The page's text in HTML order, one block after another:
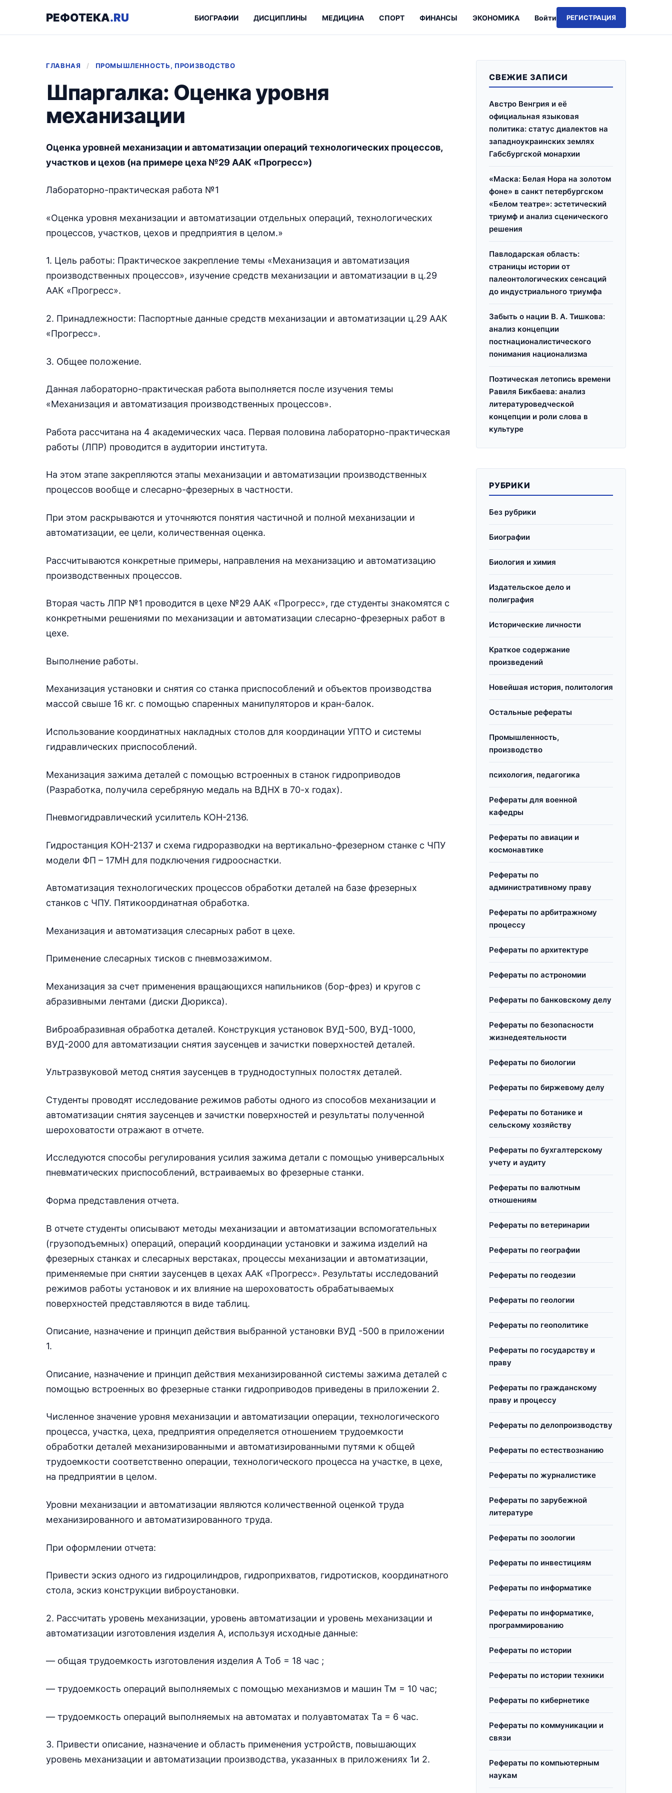
РЕФОТЕКА.RU Войти РЕГИСТРАЦИЯ
БИОГРАФИИ ДИСЦИПЛИНЫ МЕДИЦИНА СПОРТ ФИНАНСЫ ЭКОНОМИКА
ГЛАВНАЯ / ПРОМЫШЛЕННОСТЬ, ПРОИЗВОДСТВО
Шпаргалка: Оценка уровня
механизации
Оценка уровней механизации и автоматизации операций технологических процессов,
участков и цехов (на примере цеха №29 ААК «Прогресс»)
Лабораторно-практическая работа №1
«Оценка уровня механизации и автоматизации отдельных операций, технологических
процессов, участков, цехов и предприятия в целом.»
1. Цель работы: Практическое закрепление темы «Механизация и автоматизация
производственных процессов», изучение средств механизации и автоматизации в ц.29
ААК «Прогресс».
2. Принадлежности: Паспортные данные средств механизации и автоматизации ц.29 ААК
«Прогресс».
3. Общее положение.
Данная лабораторно-практическая работа выполняется после изучения темы
«Механизация и автоматизация производственных процессов».
Работа рассчитана на 4 академических часа. Первая половина лабораторно-практическая
работы (ЛПР) проводится в аудитории института.
На этом этапе закрепляются этапы механизации и автоматизации производственных
процессов вообще и слесарно-фрезерных в частности.
При этом раскрываются и уточняются понятия частичной и полной механизации и
автоматизации, ее цели, количественная оценка.
Рассчитываются конкретные примеры, направления на механизацию и автоматизацию
производственных процессов.
Вторая часть ЛПР №1 проводится в цехе №29 ААК «Прогресс», где студенты знакомятся с
конкретными решениями по механизации и автоматизации слесарно-фрезерных работ в
цехе.
Выполнение работы.
Механизация установки и снятия со станка приспособлений и объектов производства
массой свыше 16 кг. с помощью спаренных манипуляторов и кран-балок.
Использование координатных накладных столов для координации УПТО и системы
гидравлических приспособлений.
Механизация зажима деталей с помощью встроенных в станок гидроприводов
(Разработка, получила серебряную медаль на ВДНХ в 70-х годах).
Пневмогидравлический усилитель КОН-2136.
Гидростанция КОН-2137 и схема гидроразводки на вертикально-фрезерном станке с ЧПУ
модели ФП – 17МН для подключения гидрооснастки.
Автоматизация технологических процессов обработки деталей на базе фрезерных
станков с ЧПУ. Пятикоординатная обработка.
Механизация и автоматизация слесарных работ в цехе.
Применение слесарных тисков с пневмозажимом.
Механизация за счет применения вращающихся напильников (бор-фрез) и кругов с
абразивными лентами (диски Дюрикса).
Виброабразивная обработка деталей. Конструкция установок ВУД-500, ВУД-1000,
ВУД-2000 для автоматизации снятия заусенцев и зачистки поверхностей деталей.
Ультразвуковой метод снятия заусенцев в труднодоступных полостях деталей.
Студенты проводят исследование режимов работы одного из способов механизации и
автоматизации снятия заусенцев и зачистки поверхностей и результаты полученной
шероховатости отражают в отчете.
Исследуются способы регулирования усилия зажима детали с помощью универсальных
пневматических приспособлений, встраиваемых во фрезерные станки.
Форма представления отчета.
В отчете студенты описывают методы механизации и автоматизации вспомогательных
(грузоподъемных) операций, операций координации установки и зажима изделий на
фрезерных станках и слесарных верстаках, процессы механизации и автоматизации,
применяемые при снятии заусенцев в цехах ААК «Прогресс». Результаты исследований
режимов работы установок и их влияние на шероховатость обрабатываемых
поверхностей представляются в виде таблиц.
Описание, назначение и принцип действия выбранной установки ВУД -500 в приложении
1.
Описание, назначение и принцип действия механизированной системы зажима деталей с
помощью встроенных во фрезерные станки гидроприводов приведены в приложении 2.
Численное значение уровня механизации и автоматизации операции, технологического
процесса, участка, цеха, предприятия определяется отношением трудоемкости
обработки деталей механизированными и автоматизированными путями к общей
трудоемкости соответственно операции, технологического процесса на участке, в цехе,
на предприятии в целом.
Уровни механизации и автоматизации являются количественной оценкой труда
механизированного и автоматизированного труда.
При оформлении отчета:
Привести эскиз одного из гидроцилиндров, гидроприхватов, гидротисков, координатного
стола, эскиз конструкции виброустановки.
2. Рассчитать уровень механизации, уровень автоматизации и уровень механизации и
автоматизации изготовления изделия А, используя исходные данные:
— общая трудоемкость изготовления изделия А Тоб = 18 час ;
— трудоемкость операций выполняемых с помощью механизмов и машин Тм = 10 час;
— трудоемкость операций выполняемых на автоматах и полуавтоматах Та = 6 час.
3. Привести описание, назначение и область применения устройств, повышающих
уровень механизации и автоматизации производства, указанных в приложениях 1и 2.
СВЕЖИЕ ЗАПИСИ
Австро Венгрия и её
официальная языковая
политика: статус диалектов на
западноукраинских землях
Габсбургской монархии
«Маска: Белая Нора на золотом
фоне» в санкт петербургском
«Белом театре»: эстетический
триумф и анализ сценического
решения
Павлодарская область:
страницы истории от
палеонтологических сенсаций
до индустриального триумфа
Забыть о нации В. А. Тишкова:
анализ концепции
постнационалистического
понимания национализма
Поэтическая летопись времени
Равиля Бикбаева: анализ
литературоведческой
концепции и роли слова в
культуре
РУБРИКИ
Без рубрики
Биографии
Биология и химия
Издательское дело и
полиграфия
Исторические личности
Краткое содержание
произведений
Новейшая история, политология
Остальные рефераты
Промышленность,
производство
психология, педагогика
Рефераты для военной
кафедры
Рефераты по авиации и
космонавтике
Рефераты по
административному праву
Рефераты по арбитражному
процессу
Рефераты по архитектуре
Рефераты по астрономии
Рефераты по банковскому делу
Рефераты по безопасности
жизнедеятельности
Рефераты по биологии
Рефераты по биржевому делу
Рефераты по ботанике и
сельскому хозяйству
Рефераты по бухгалтерскому
учету и аудиту
Рефераты по валютным
отношениям
Рефераты по ветеринарии
Рефераты по географии
Рефераты по геодезии
Рефераты по геологии
Рефераты по геополитике
Рефераты по государству и
праву
Рефераты по гражданскому
праву и процессу
Рефераты по делопроизводству
Рефераты по естествознанию
Рефераты по журналистике
Рефераты по зарубежной
литературе
Рефераты по зоологии
Рефераты по инвестициям
Рефераты по информатике
Рефераты по информатике,
программированию
Рефераты по истории
Рефераты по истории техники
Рефераты по кибернетике
Рефераты по коммуникации и
связи
Рефераты по компьютерным
наукам